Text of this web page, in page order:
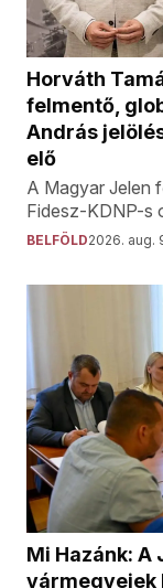
Horváth
felmentő,
András
elő
A Magyar Jelen
Fidesz-KDNP-s
BELFÖLD2026. aug.
Mi Hazánk:
vármegyeiek